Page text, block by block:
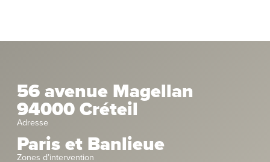
56 avenue Magellan
94000 Créteil
Adresse
Paris et Banlieue
Zones d’intervention